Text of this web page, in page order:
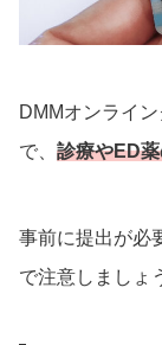
DMMオンライ
で、 診療やED
事前に提出が必
で注意しましょ